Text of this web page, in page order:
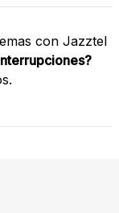
con Jazztel